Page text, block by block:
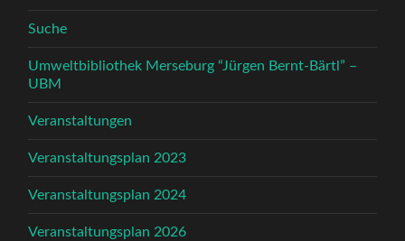
Suche
Umweltbibliothek Merseburg “Jürgen Bernt-Bärtl” –
UBM
Veranstaltungen
Veranstaltungsplan 2023
Veranstaltungsplan 2024
Veranstaltungsplan 2026